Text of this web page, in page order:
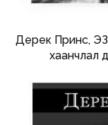
Дерек Принс,
хаанчлал